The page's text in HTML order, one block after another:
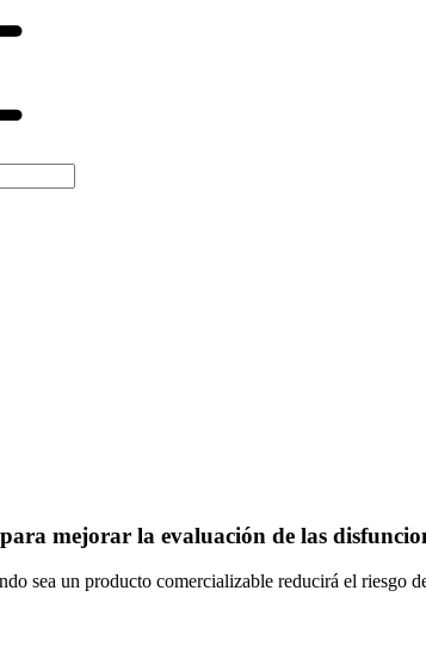
mejorar la evaluación de las
sea un producto comercializable reducirá el riesgo